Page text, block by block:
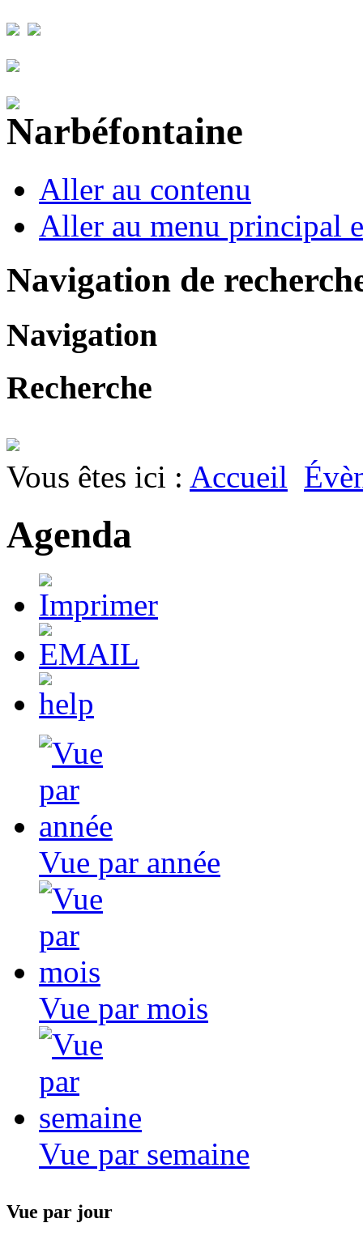
Aller au contenu
Aller au menu principal
Navigation de
Navigation
Recherche
Vous êtes ici : Accueil
Agenda
Vue par année
Vue par mois
Vue par semaine
Vue par jour